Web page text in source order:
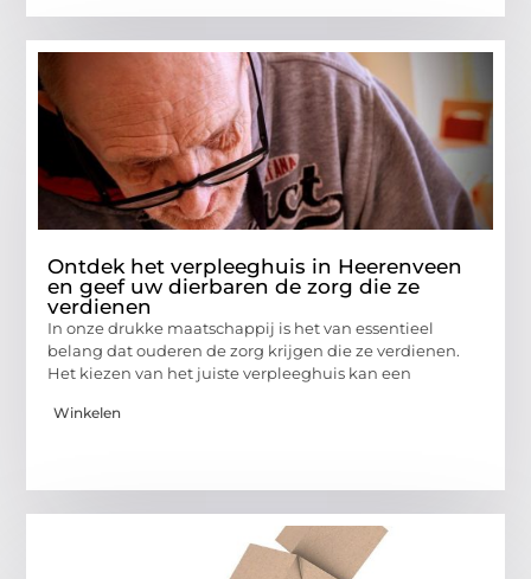
Ontdek het verpleeghuis in Heerenveen
en geef uw dierbaren de zorg die ze
verdienen
In onze drukke maatschappij is het van essentieel
belang dat ouderen de zorg krijgen die ze verdienen.
Het kiezen van het juiste verpleeghuis kan een
Winkelen